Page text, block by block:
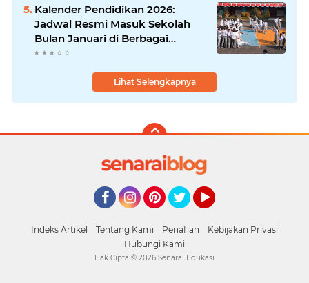
Kalender Pendidikan 2026:
Jadwal Resmi Masuk Sekolah
Bulan Januari di Berbagai
Daerah
Lihat Selengkapnya
Indeks Artikel Tentang Kami Penafian
Kebijakan Privasi
Hubungi Kami
Hak Cipta © 2026 Senarai Edukasi